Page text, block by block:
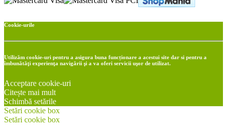
Cookie-urile
Utilizăm cookie-uri pentru a asigura buna funcționare a acestui site dar si pentru a
îmbunătăţi experienţa navigării şi a va oferi servicii uşor de utilizat.
Acceptare cookie-uri
Citește mai mult
Schimbă setările
Setări cookie box
Setări cookie box